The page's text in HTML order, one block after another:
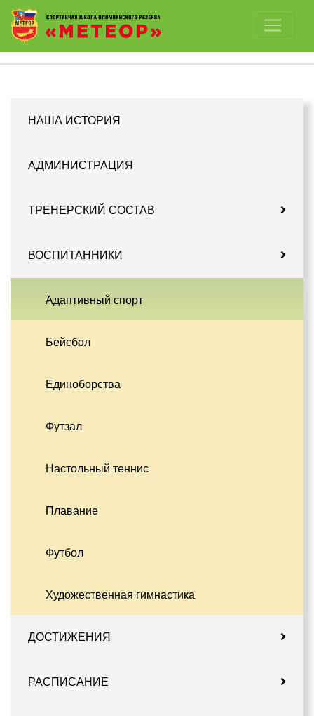
Отключить картинки
НАША ИСТОРИЯ
АДМИНИСТРАЦИЯ
ТРЕНЕРСКИЙ СОСТАВ
ВОСПИТАННИКИ
Адаптивный спорт
Бейсбол
Единоборства
Футзал
Настольный теннис
Плавание
Футбол
Художественная гимнастика
ДОСТИЖЕНИЯ
РАСПИСАНИЕ